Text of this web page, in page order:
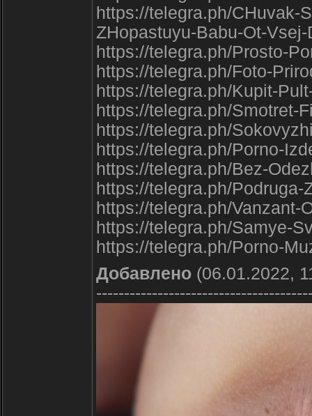
https://telegra.ph/CHuvak-
ZHopastuyu-Babu-Ot-
https://telegra.ph/Prosto-
https://telegra.ph/Foto-
https://telegra.ph/Kupit-
https://telegra.ph/Smotret-
https://telegra.ph/
https://telegra.ph/Porno-
https://telegra.ph/Bez-
https://telegra.ph/Podruga-
https://telegra.ph/Vanzant-
https://telegra.ph/Samye-
https://telegra.ph/Porno-
Добавлено (06.01.2022,